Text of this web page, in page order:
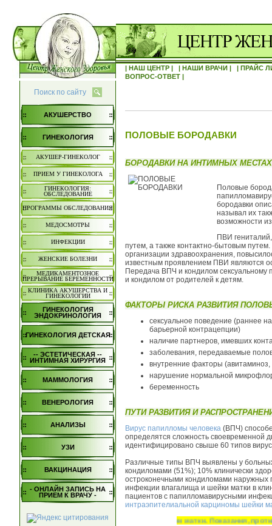
| НАШ ЦЕНТР | | НАШИ ВРАЧИ |
| ПРАЙС
ВОПРОС-ОТВЕТ |
Поиск по сайту
АКУШЕРСТВО
ГИНЕКОЛОГИЯ
АКУШЕР-ГИНЕКОЛОГ
ПРИЕМ У ГИНЕКОЛОГА
ГИНЕКОЛОГИЯ:
ОБСЛЕДОВАНИЕ
ПРОГРАММЫ ОБСЛЕДОВАНИЯ
МЕДОСМОТРЫ
ИНФЕКЦИИ
ЖЕНСКИЕ БОЛЕЗНИ
МЕДИКАМЕНТОЗНОЕ
ПРЕРЫВАНИЕ БЕРЕМЕННОСТИ
КЛИНИКА АКУШЕРСТВА И
ГИНЕКОЛОГИИ
ГИНЕКОЛОГИЯ
ЭНДОКРИНОЛОГИЯ
ГИНЕКОЛОГИЯ ДЕТСКАЯ
-- ЭСТЕТИЧЕСКАЯ --
ИНТИМНАЯ ХИРУРГИЯ
МАММОЛОГИЯ
ВЕНЕРОЛОГИЯ
АНАЛИЗЫ
УЗИ
ВАКЦИНАЦИЯ
- ОНЛАЙН ЗАПИСЬ НА
ПРИЕМ К ВРАЧУ -
ПОЛОВЫЕ БОРОДАВКИ
БОРОДАВКИ НА ИНТИМНЫХ МЕСТАХ
Половые
бородавки
называл их
возможности
ПВИ
путем, а также контактно-бытовым
организации здравоохранения,
известным проявлением ПВИ являются
Передача ВПЧ и кондилом сексуальному
и кондилом от родителей к детям.
ФАКТОРЫ РИСКА РАЗВИТИЯ
сексуальное поведение (раннее
барьерной контрацепции)
наличие партнеров, имевших
заболевания, передаваемые
внутренние факторы
нарушение нормальной
беременность
ПУТИ РАЗВИТИЯ И
Вирус папилломы человека (ВПЧ)
определятся сложность своевременной
идентифицировано свыше 60 типов
Различные типы ВПЧ выявлены у
кондиломами (51%); 10% клинически
остроконечными кондиломами наружных
инфекции влагалища и шейки матки в
пациентов с папилломавирусными
интраэпителиальной карциномы шейки
"Вакцина ГАРДАСИЛ" от ВПЧ и рака шейки матки. Показания,